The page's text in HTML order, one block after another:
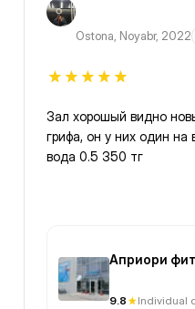
Ostona, Noyabr, 2022
Зал хорошый видно
грифа, он у них один на
вода 0.5 350 тг
Априори
9.8 Individual